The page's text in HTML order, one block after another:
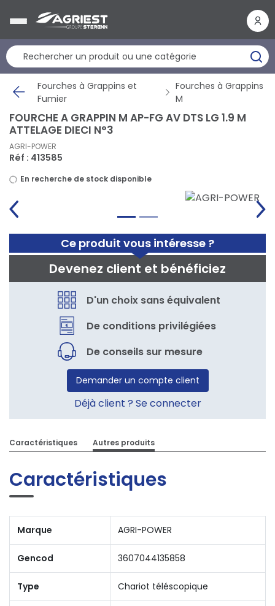
Fourches à Grappins et
Fumier
Fourches à Grappins
M
Ce produit vous intéresse ?
Devenez client et bénéficiez
D'un choix sans équivalent
De conditions privilégiées
De conseils sur mesure
Demander un compte client
Déjà client ? Se connecter
FOURCHE A GRAPPIN M AP-FG AV DTS LG 1.9 M
ATTELAGE DIECI N°3
AGRI-POWER
Réf : 413585
En recherche de stock disponible
Caractéristiques Autres produits
Caractéristiques
Marque AGRI-POWER
Gencod 3607044135858
Type Chariot téléscopique